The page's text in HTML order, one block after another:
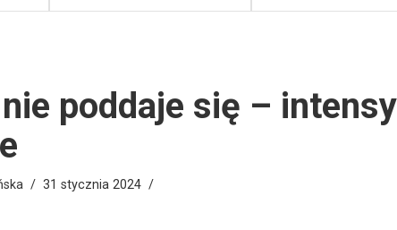
poddaje się –
31 stycznia 2024